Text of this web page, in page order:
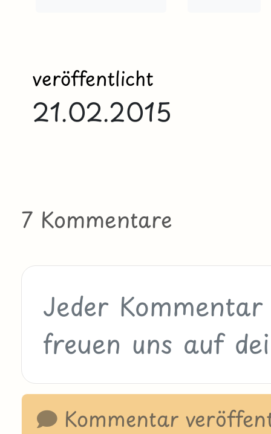
veröffentlicht
21.02.2015
7 Kommentare
Kommentar